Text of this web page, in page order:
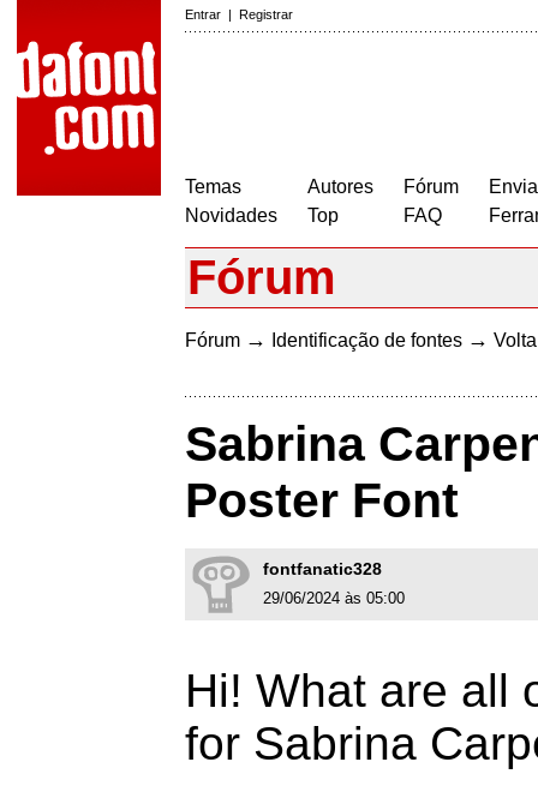
Entrar | Registrar
Temas
Novidades
Autores
Top
Fórum
FAQ
Fórum
Fórum → Identificação de fontes →
Sabrina
Poster Font
fontfanatic328
29/06/2024 às 05:00
Hi! What are all
for Sabrina